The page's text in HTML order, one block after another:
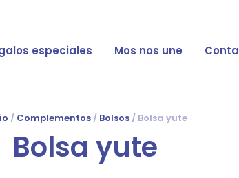
especiales Mos nos une
/ Complementos / Bolsos / Bolsa yute
Bolsa yute